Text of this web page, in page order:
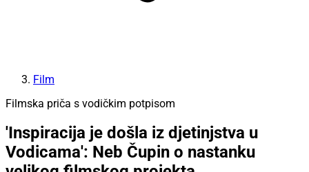
Film
Filmska priča s vodičkim potpisom
'Inspiracija je došla iz djetinjstva u
Vodicama': Neb Čupin o nastanku